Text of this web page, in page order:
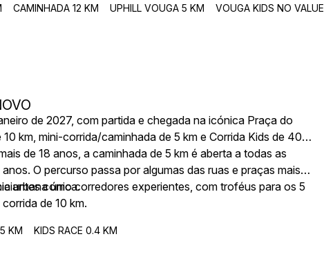
CAMINHADA 12 KM UPHILL VOUGA 5 KM VOUGA KIDS NO VALUE
de 2027, com partida e chegada na icónica Praça do
km, mini-corrida/caminhada de 5 km e Corrida Kids de 400
de 18 anos, a caminhada de 5 km é aberta a todas as
O percurso passa por algumas das ruas e praças mais
urbana única.
como corredores experientes, com troféus para os 5
de 10 km.
KM KIDS RACE 0.4 KM